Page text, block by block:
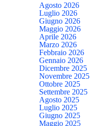
Agosto 2026
Luglio 2026
Giugno 2026
Maggio 2026
Aprile 2026
Marzo 2026
Febbraio 2026
Gennaio 2026
Dicembre 2025
Novembre 2025
Ottobre 2025
Settembre 2025
Agosto 2025
Luglio 2025
Giugno 2025
Maggio 2025